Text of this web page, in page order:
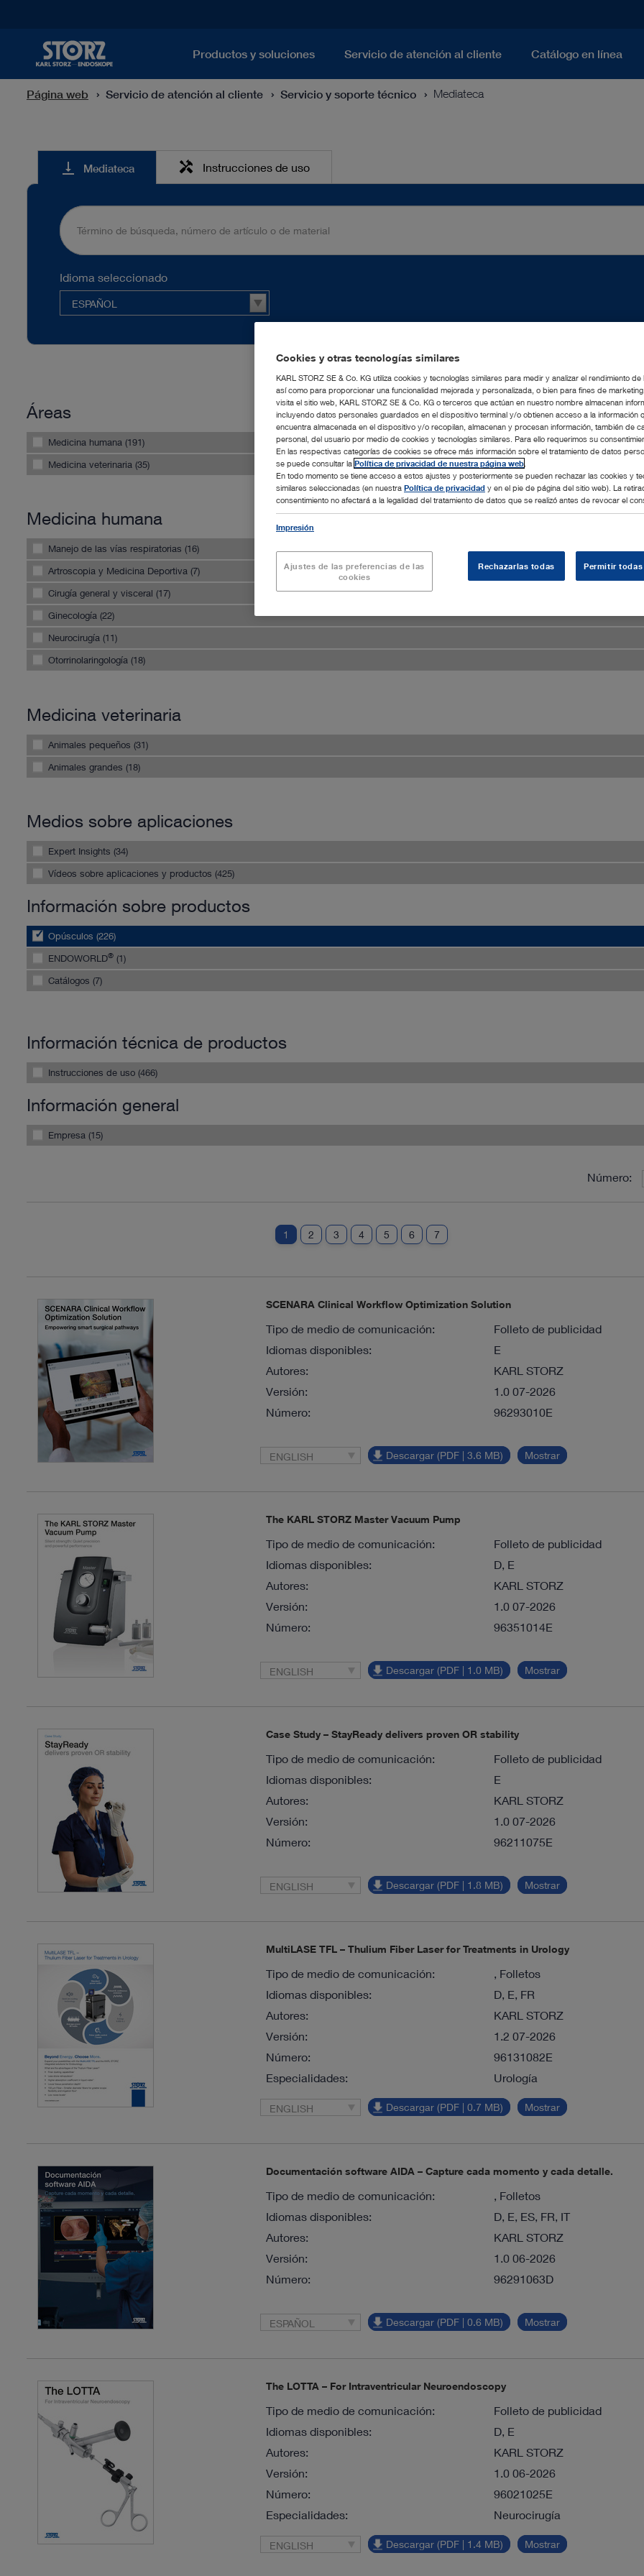
Productos y soluciones Servicio de atención al cliente Catálogo en línea
Página web Servicio de atención al cliente Servicio y soporte técnico Mediateca
Mediateca
vertical_align_bottom Mediateca handyman Instrucciones de uso
Idioma seleccionado
ESPAÑOL
Áreas
Medicina humana (191)
Medicina veterinaria (35)
Medicina humana
Manejo de las vías respiratorias (16)
Artroscopia y Medicina Deportiva (7)
Cirugía general y visceral (17)
Ginecología (22)
Neurocirugía (11)
Otorrinolaringología (18)
Medicina veterinaria
Animales pequeños (31)
Animales grandes (18)
Medios sobre aplicaciones
Expert Insights (34)
Vídeos sobre aplicaciones y productos (425)
Información sobre productos
Opúsculos (226)
ENDOWORLD® (1)
Catálogos (7)
Información técnica de productos
Instrucciones de uso (466)
Información general
Empresa (15)
Número:
1 2 3 4 5 6 7
SCENARA Clinical Workflow Optimization Solution
Tipo de medio de comunicación:
Folleto de publicidad
Idiomas disponibles:
E
Autores:
KARL STORZ
Versión:
1.0 07-2026
Número:
96293010E
ENGLISH Descargar (PDF | 3.6 MB) Mostrar
The KARL STORZ Master Vacuum Pump
Tipo de medio de comunicación:
Folleto de publicidad
Idiomas disponibles:
D, E
Autores:
KARL STORZ
Versión:
1.0 07-2026
Número:
96351014E
ENGLISH Descargar (PDF | 1.0 MB) Mostrar
Case Study – StayReady delivers proven OR stability
Tipo de medio de comunicación:
Folleto de publicidad
Idiomas disponibles:
E
Autores:
KARL STORZ
Versión:
1.0 07-2026
Número:
96211075E
ENGLISH Descargar (PDF | 1.8 MB) Mostrar
MultiLASE TFL – Thulium Fiber Laser for Treatments in Urology
Tipo de medio de comunicación:
, Folletos
Idiomas disponibles:
D, E, FR
Autores:
KARL STORZ
Versión:
1.2 07-2026
Número:
96131082E
Especialidades:
Urología
ENGLISH Descargar (PDF | 0.7 MB) Mostrar
Documentación software AIDA – Capture cada momento y cada detalle.
Tipo de medio de comunicación:
, Folletos
Idiomas disponibles:
D, E, ES, FR, IT
Autores:
KARL STORZ
Versión:
1.0 06-2026
Número:
96291063D
ESPAÑOL Descargar (PDF | 0.6 MB) Mostrar
The LOTTA – For Intraventricular Neuroendoscopy
Tipo de medio de comunicación:
Folleto de publicidad
Idiomas disponibles:
D, E
Autores:
KARL STORZ
Versión:
1.0 06-2026
Número:
96021025E
Especialidades:
Neurocirugía
ENGLISH Descargar (PDF | 1.4 MB) Mostrar
Cookies y otras tecnologías similares
KARL STORZ SE & Co. KG utiliza cookies y tecnologías similares para medir y analizar el rendimiento de
así como para proporcionar una funcionalidad mejorada y personalizada, o bien para fines de
visita el sitio web, KARL STORZ SE & Co. KG o terceros que actúan en nuestro nombre almacenan
incluyendo datos personales guardados en el dispositivo terminal y/o obtienen acceso a la información
encuentra almacenada en el dispositivo y/o recopilan, almacenan y procesan información, también de
personal, del usuario por medio de cookies y tecnologías similares. Para ello requerimos su
En las respectivas categorías de cookies se ofrece más información sobre el tratamiento de datos
se puede consultar la Política de privacidad de nuestra página web
En todo momento se tiene acceso a estos ajustes y posteriormente se pueden rechazar las cookies y
similares seleccionadas (en nuestra Política de privacidad y en el pie de página del sitio web). La
consentimiento no afectará a la legalidad del tratamiento de datos que se realizó antes de revocar el
Impresión
Ajustes de las preferencias de las
cookies
Rechazarlas todas Permitir